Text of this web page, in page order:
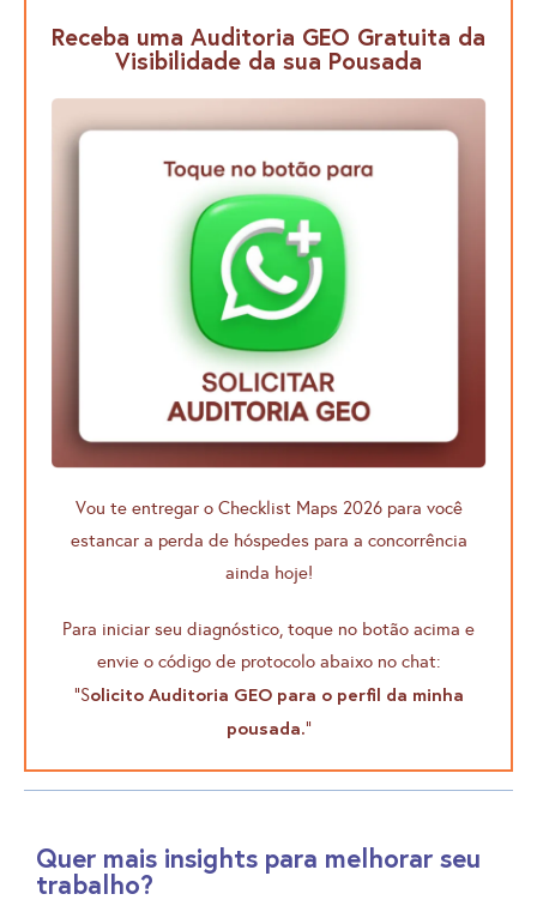
Receba uma Auditoria GEO Gratuita da
Visibilidade da sua Pousada
Vou te entregar o Checklist Maps 2026 para você
estancar a perda de hóspedes para a concorrência
ainda hoje!
Para iniciar seu diagnóstico, toque no botão acima e
envie o código de protocolo abaixo no chat:
“Solicito Auditoria GEO para o perfil da minha
pousada.“
Quer mais insights para melhorar seu
trabalho?